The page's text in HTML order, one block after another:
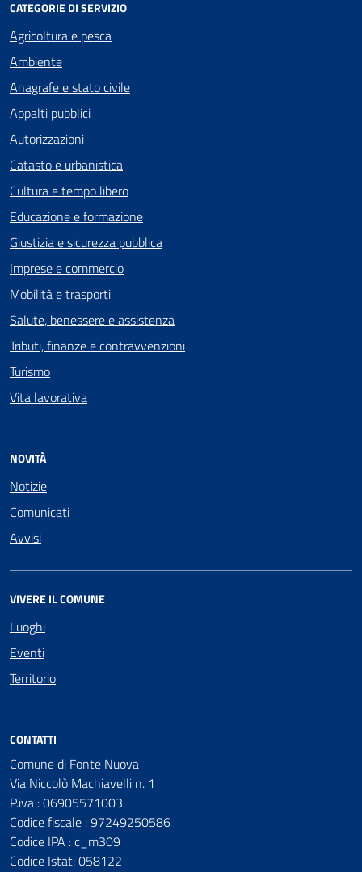
CATEGORIE DI SERVIZIO
Agricoltura e pesca
Ambiente
Anagrafe e stato civile
Appalti pubblici
Autorizzazioni
Catasto e urbanistica
Cultura e tempo libero
Educazione e formazione
Giustizia e sicurezza pubblica
Imprese e commercio
Mobilità e trasporti
Salute, benessere e assistenza
Tributi, finanze e contravvenzioni
Turismo
Vita lavorativa
NOVITÀ
Notizie
Comunicati
Avvisi
VIVERE IL COMUNE
Luoghi
Eventi
Territorio
CONTATTI
Comune di Fonte Nuova
Via Niccolò Machiavelli n. 1
P.iva : 06905571003
Codice fiscale : 97249250586
Codice IPA : c_m309
Codice Istat: 058122